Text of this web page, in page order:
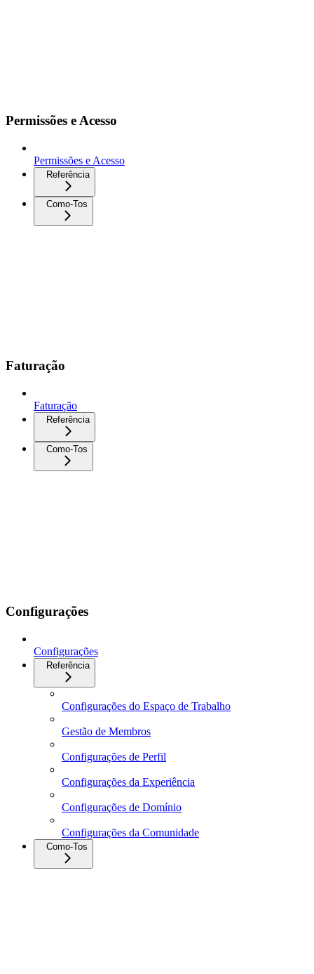
Permissões e Acesso
Permissões e Acesso
Referência
Como-Tos
Faturação
Faturação
Referência
Como-Tos
Configurações
Configurações
Referência
Configurações do Espaço de Trabalho
Gestão de Membros
Configurações de Perfil
Configurações da Experiência
Configurações de Domínio
Configurações da Comunidade
Como-Tos